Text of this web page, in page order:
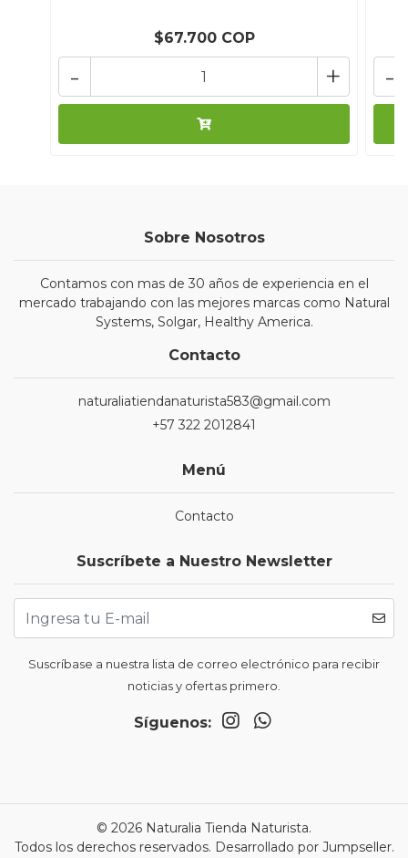
$67.700 COP
+
- -
Sobre Nosotros
Contamos con mas de 30 años de experiencia en el
mercado trabajando con las mejores marcas como Natural
Systems, Solgar, Healthy America.
Contacto
naturaliatiendanaturista583@gmail.com
+57 322 2012841
Menú
Contacto
Suscríbete a Nuestro Newsletter
Suscríbase a nuestra lista de correo electrónico para recibir
noticias y ofertas primero.
Síguenos:
© 2026 Naturalia Tienda Naturista.
Todos los derechos reservados. Desarrollado por Jumpseller.